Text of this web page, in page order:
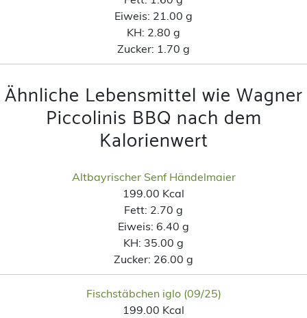
Eiweis: 21.00 g
KH: 2.80 g
Zucker: 1.70 g
Ähnliche Lebensmittel wie Wagner
Piccolinis BBQ nach dem
Kalorienwert
Altbayrischer Senf Händelmaier
199.00 Kcal
Fett: 2.70 g
Eiweis: 6.40 g
KH: 35.00 g
Zucker: 26.00 g
Fischstäbchen iglo (09/25)
199.00 Kcal